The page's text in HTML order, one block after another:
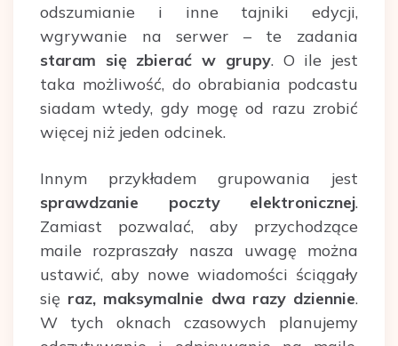
odszumianie i inne tajniki edycji,
wgrywanie na serwer – te zadania
staram się zbierać w grupy. O ile jest
taka możliwość, do obrabiania podcastu
siadam wtedy, gdy mogę od razu zrobić
więcej niż jeden odcinek.
Innym przykładem grupowania jest
sprawdzanie poczty elektronicznej.
Zamiast pozwalać, aby przychodzące
maile rozpraszały nasza uwagę można
ustawić, aby nowe wiadomości ściągały
się raz, maksymalnie dwa razy dziennie.
W tych oknach czasowych planujemy